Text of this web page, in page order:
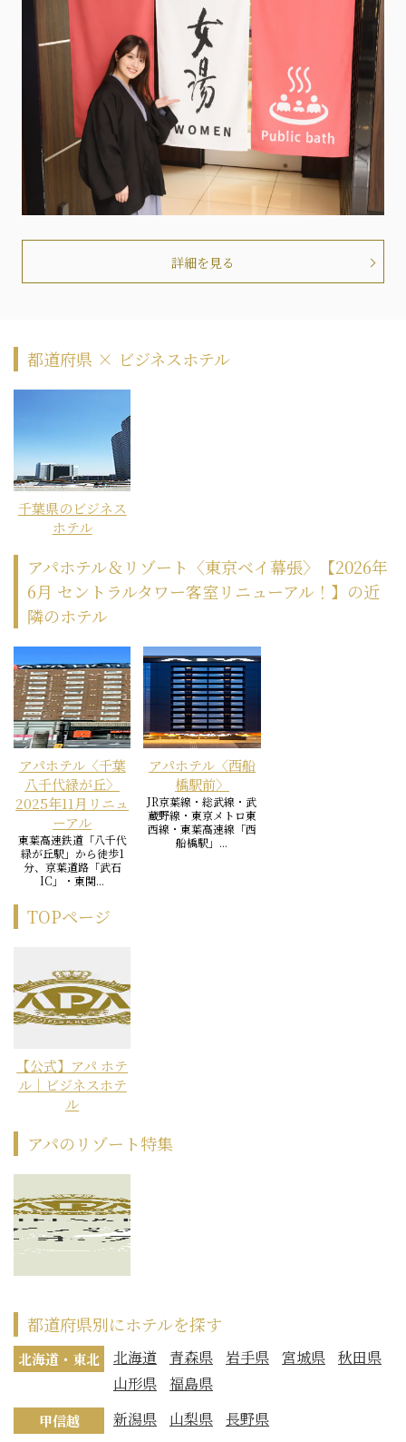
詳細を見る
都道府県 × ビジネスホテル
千葉県のビジネス
ホテル
アパホテル＆リゾート〈東京ベイ幕張〉【2026年
6月 セントラルタワー客室リニューアル！】の近
隣のホテル
アパホテル〈千葉
八千代緑が丘〉
2025年11月リニュ
ーアル
東葉高速鉄道「八千代
緑が丘駅」から徒歩1
分、京葉道路「武石
IC」・東関...
アパホテル〈西船
橋駅前〉
JR京葉線・総武線・武
蔵野線・東京メトロ東
西線・東葉高速線「西
船橋駅」...
TOPページ
【公式】アパ ホテ
ル｜ビジネスホテ
ル
アパのリゾート特集
都道府県別にホテルを探す
北海道・東北 北海道 青森県 岩手県 宮城県
秋田県
山形県
福島県
甲信越 新潟県 山梨県 長野県